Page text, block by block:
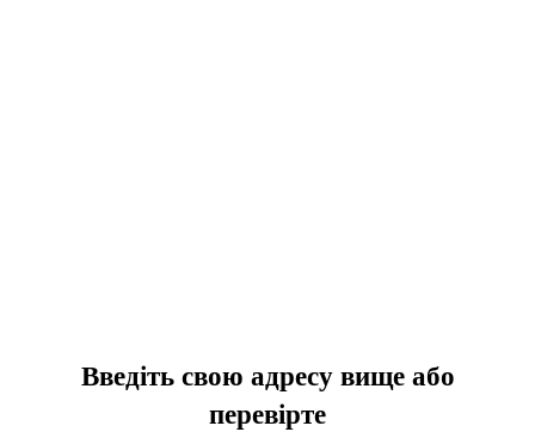
Введіть свою адресу вище або
перевірте